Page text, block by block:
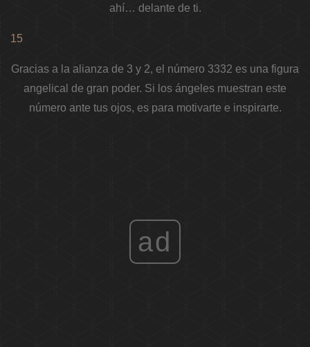
ahí… delante de ti.
15
Gracias a la alianza de 3 y 2, el número 3332 es una figura
angelical de gran poder. Si los ángeles muestran este
número ante tus ojos, es para motivarte e inspirarte.
ad